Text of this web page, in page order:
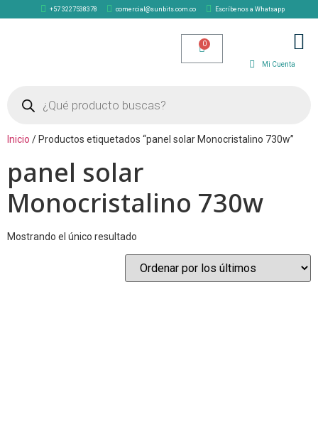
+57 3227538378 comercial@sunbits.com.co Escríbenos a Whatsapp
Mi Cuenta
Inicio / Productos etiquetados “panel solar Monocristalino 730w”
panel solar
Monocristalino 730w
Mostrando el único resultado